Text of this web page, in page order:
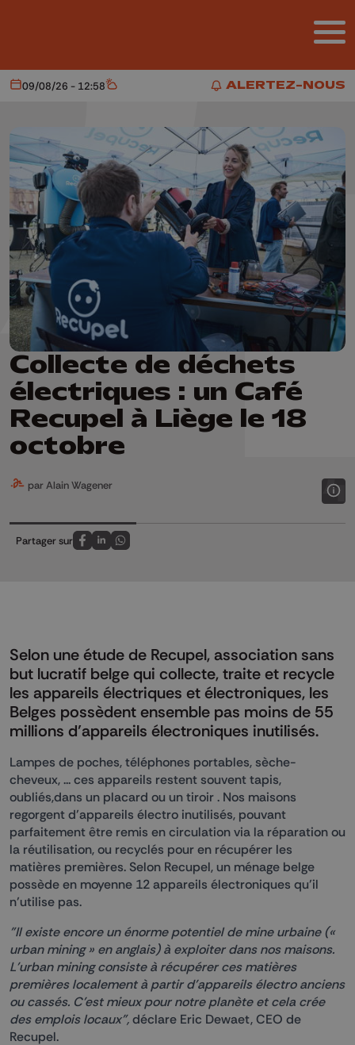
ALERTEZ-NOUS
ALERTEZ-NOUS
Aujourd'hui
09/08/26 - 12:58 Météo
Collecte de déchets
électriques : un Café
Recupel à Liège le 18
octobre
par Alain Wagener
Partager sur
Partagez sur FaceBook
Partagez sur LinkedIn
Partagez sur Whatsapp
Selon une étude de Recupel, association sans
but lucratif belge qui collecte, traite et recycle
les appareils électriques et électroniques, les
Belges possèdent ensemble pas moins de 55
millions d’appareils électroniques inutilisés.
Lampes de poches, téléphones portables, sèche-
cheveux, ... ces appareils restent souvent tapis,
oubliés,dans un placard ou un tiroir . Nos maisons
regorgent d’appareils électro inutilisés, pouvant
parfaitement être remis en circulation via la réparation ou
la réutilisation, ou recyclés pour en récupérer les
matières premières. Selon Recupel, un ménage belge
possède en moyenne 12 appareils électroniques qu’il
n’utilise pas.
"Il existe encore un énorme potentiel de mine urbaine («
urban mining » en anglais) à exploiter dans nos maisons.
L'urban mining consiste à récupérer ces matières
premières localement à partir d’appareils électro anciens
ou cassés. C'est mieux pour notre planète et cela crée
des emplois locaux", déclare Eric Dewaet, CEO de
Recupel.